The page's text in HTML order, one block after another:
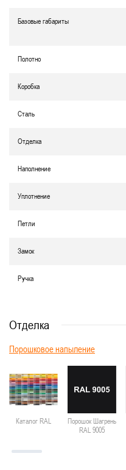
Базовые габариты
Полотно
Коробка
Сталь
Отделка
Наполнение
Уплотнение
Петли
Замок
Ручка
Отделка
Порошковое напыление
Каталог RAL
Порошок Шагрень
RAL 9005